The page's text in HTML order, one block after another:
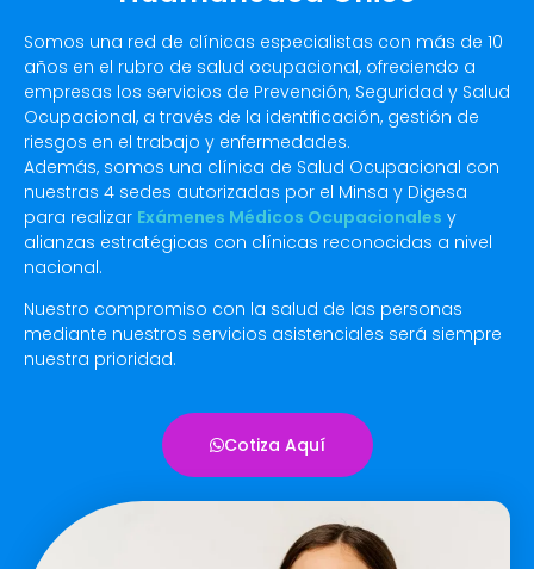
Somos una red de clínicas especialistas con más de 10
años en el rubro de salud ocupacional, ofreciendo a
empresas los servicios de Prevención, Seguridad y Salud
Ocupacional, a través de la identificación, gestión de
riesgos en el trabajo y enfermedades.
Además, somos una clínica de Salud Ocupacional con
nuestras 4 sedes autorizadas por el Minsa y Digesa
para realizar Exámenes Médicos Ocupacionales y
alianzas estratégicas con clínicas reconocidas a nivel
nacional.
Nuestro compromiso con la salud de las personas
mediante nuestros servicios asistenciales será siempre
nuestra prioridad.
Cotiza Aquí